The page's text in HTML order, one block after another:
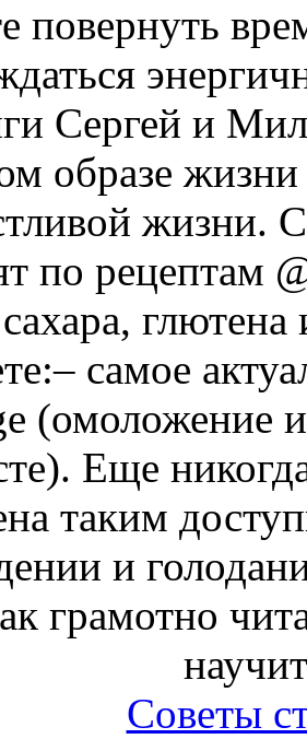
повернуть
Сергей и
образе
жизни.
по рецептам
сахара,
самое
(омоложение
Еще
таким
и
грамотно
Советы